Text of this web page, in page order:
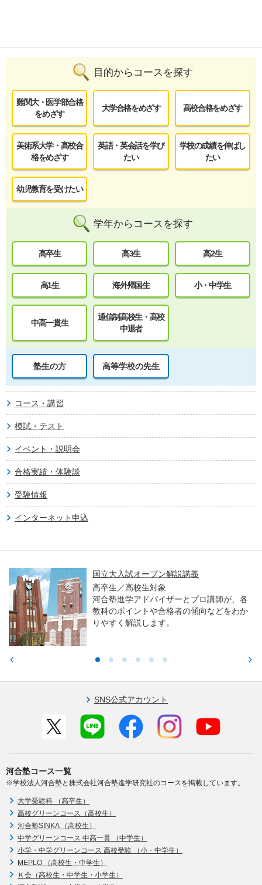
目的からコースを探す
難関大・医学部合格
をめざす
大学合格をめざす 高校合格をめざす
美術系大学・高校合
格をめざす
英語・英会話を学び
たい
学校の成績を伸ばし
たい
幼児教育を受けたい
学年からコースを探す
高卒生 高3生 高2生
高1生 海外帰国生 小・中学生
中高一貫生
通信制高校生・高校
中退者
塾生の方 高等学校の先生
コース・講習
模試・テスト
イベント・説明会
合格実績・体験談
受験情報
インターネット申込
国立大入試オープン解説講義
高卒生／高校生対象
河合塾進学アドバイザーとプロ講師が、各
教科のポイントや合格者の傾向などをわか
りやすく解説します。
SNS公式アカウント
河合塾コース一覧
※学校法人河合塾と株式会社河合塾進学研究社のコースを掲載しています。
大学受験科 （高卒生）
高校グリーンコース（高校生）
河合塾SINKA （高校生）
中学グリーンコース 中高一貫 （中学生）
小学・中学グリーンコース 高校受験 （小・中学生）
MEPLO （高校生・中学生）
Ｋ会（高校生・中学生・小学生）